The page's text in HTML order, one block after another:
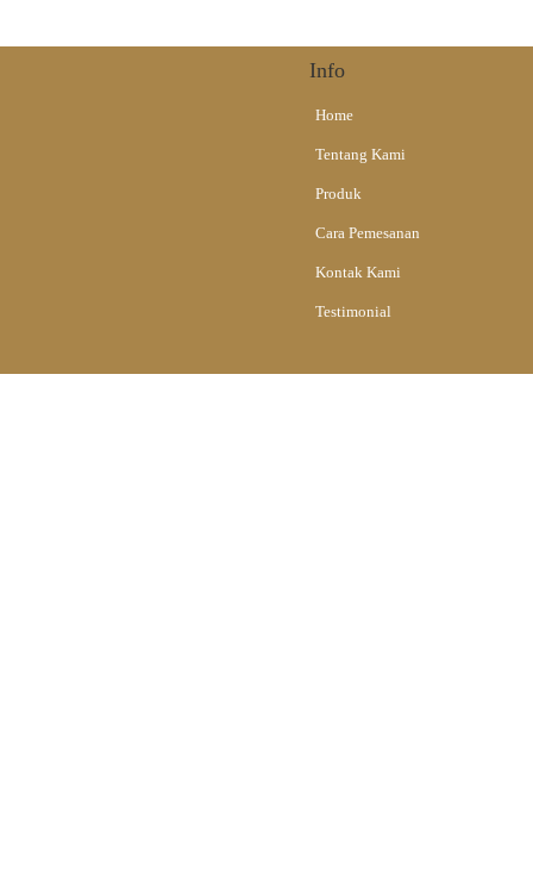
Info
Home
Tentang Kami
Produk
Cara Pemesanan
Kontak Kami
Testimonial